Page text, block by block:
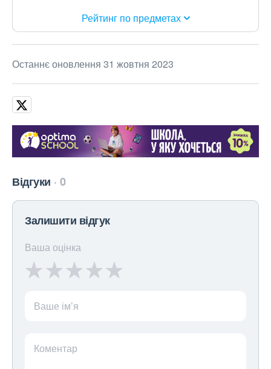
Рейтинг по предметах
Останнє оновлення 31 жовтня 2023
Відгуки 0
Залишити відгук
Ваша оцінка
Ваше ім’я
Коментар